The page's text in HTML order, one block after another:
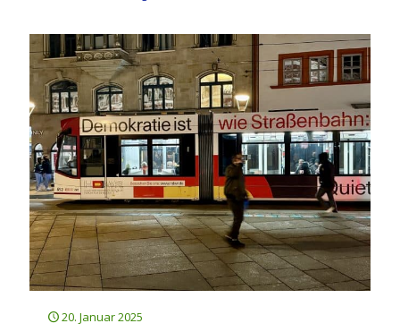
20. Januar 2025